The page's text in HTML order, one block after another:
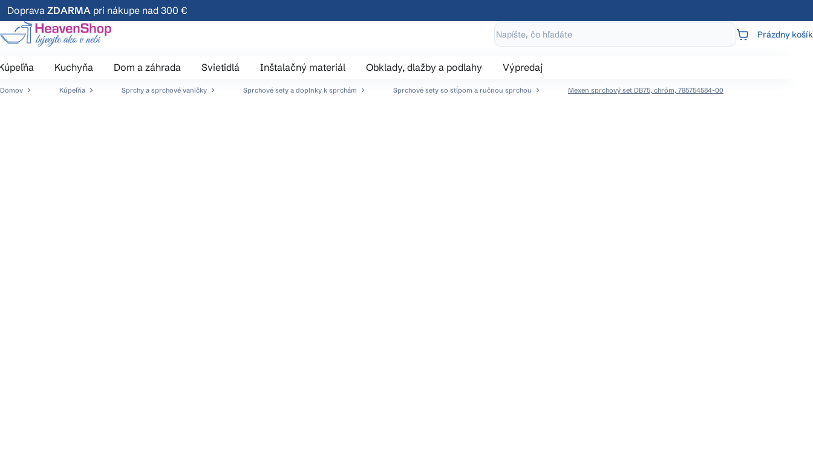
Prejsť
na
obsah
Doprava ZDARMA pri nákupe nad 300 €
NÁKUPNÝ
Prázdny košík
Kuchyňa Dom a záhrada Svietidlá Inštalačný materiál Obklady, dlažby a podlahy Výpredaj
Domov Kúpeľňa Sprchy a sprchové vaničky Sprchové sety a doplnky k sprchám Sprchové sety so stĺpom a ručnou sprchou Mexen sprchový set DB75, chróm, 785754584-00